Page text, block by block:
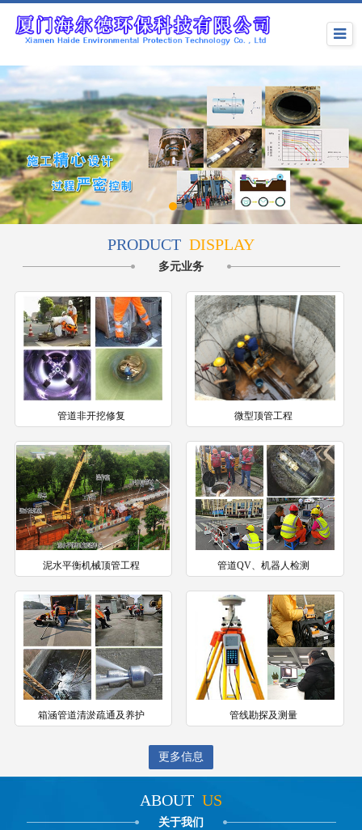
PRODUCT DISPLAY
多元业务
管道非开挖修复 微型顶管工程
泥水平衡机械顶管工程 管道QV、机器人检测
箱涵管道清淤疏通及养护 管线勘探及测量
更多信息
ABOUT US
关于我们